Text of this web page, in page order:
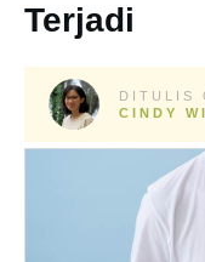
Terjadi
DITULIS
CINDY